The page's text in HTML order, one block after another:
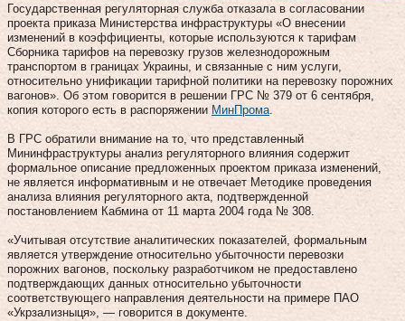
Государственная регуляторная служба отказала в согласовании
проекта приказа Министерства инфраструктуры «О внесении
изменений в коэффициенты, которые используются к тарифам
Сборника тарифов на перевозку грузов железнодорожным
транспортом в границах Украины, и связанные с ним услуги,
относительно унификации тарифной политики на перевозку порожних
вагонов». Об этом говорится в решении ГРС № 379 от 6 сентября,
копия которого есть в распоряжении МинПрома
В ГРС обратили внимание на то, что представленный
Мининфраструктуры анализ регуляторного влияния содержит
формальное описание предложенных проектом приказа изменений,
не является информативным и не отвечает Методике проведения
анализа влияния регуляторного акта, подтвержденной
постановлением Кабмина от 11 марта 2004 года № 308.
«Учитывая отсутствие аналитических показателей, формальным
является утверждение относительно убыточности перевозки
порожних вагонов, поскольку разработчиком не предоставлено
подтверждающих данных относительно убыточности
соответствующего направления деятельности на примере ПАО
«Укрзализныця», — говорится в документе.